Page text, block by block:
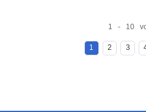
1 - 10
1 2 3